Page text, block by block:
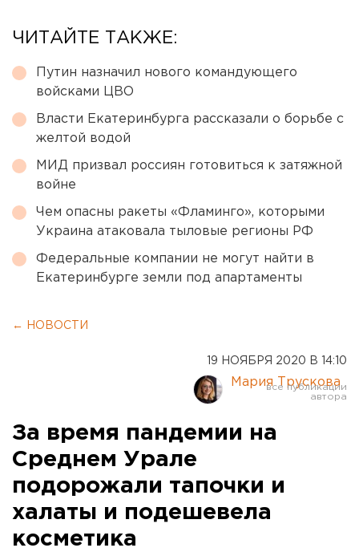
ЧИТАЙТЕ ТАКЖЕ:
Путин назначил нового командующего
войсками ЦВО
Власти Екатеринбурга рассказали о борьбе с
желтой водой
МИД призвал россиян готовиться к затяжной
войне
Чем опасны ракеты «Фламинго», которыми
Украина атаковала тыловые регионы РФ
Федеральные компании не могут найти в
Екатеринбурге земли под апартаменты
← НОВОСТИ
19 НОЯБРЯ 2020 В 14:10
Мария Трускова
За время пандемии на
Среднем Урале
подорожали тапочки и
халаты и подешевела
косметика